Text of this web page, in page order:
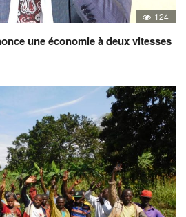
124
une économie à deux vitesses